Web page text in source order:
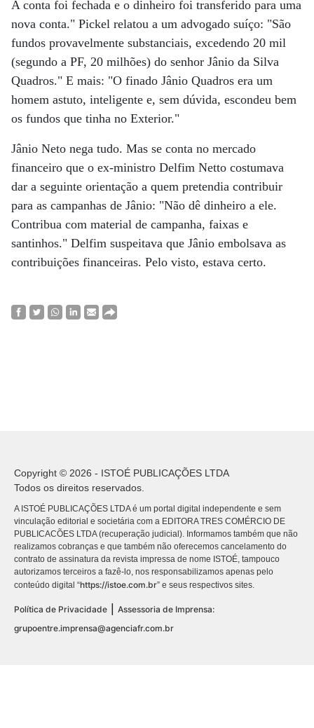
A conta foi fechada e o dinheiro foi transferido para uma
nova conta." Pickel relatou a um advogado suíço: "São
fundos provavelmente substanciais, excedendo 20 mil
(segundo a PF, 20 milhões) do senhor Jânio da Silva
Quadros." E mais: "O finado Jânio Quadros era um
homem astuto, inteligente e, sem dúvida, escondeu bem
os fundos que tinha no Exterior."
Jânio Neto nega tudo. Mas se conta no mercado
financeiro que o ex-ministro Delfim Netto costumava
dar a seguinte orientação a quem pretendia contribuir
para as campanhas de Jânio: "Não dê dinheiro a ele.
Contribua com material de campanha, faixas e
santinhos." Delfim suspeitava que Jânio embolsava as
contribuições financeiras. Pelo visto, estava certo.
Copyright © 2026 - ISTOÉ PUBLICAÇÕES LTDA
Todos os direitos reservados.
A ISTOÉ PUBLICAÇÕES LTDA é um portal digital independente e sem
vinculação editorial e societária com a EDITORA TRES COMÉRCIO DE
PUBLICACÕES LTDA (recuperação judicial). Informamos também que não
realizamos cobranças e que também não oferecemos cancelamento do
contrato de assinatura da revista impressa de nome ISTOÉ, tampouco
autorizamos terceiros a fazê-lo, nos responsabilizamos apenas pelo
conteúdo digital “https://istoe.com.br” e seus respectivos sites.
Política de Privacidade | Assessoria de Imprensa:
grupoentre.imprensa@agenciafr.com.br